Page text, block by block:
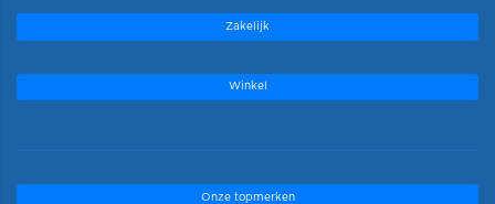
Zakelijk
Winkel
Onze topmerken